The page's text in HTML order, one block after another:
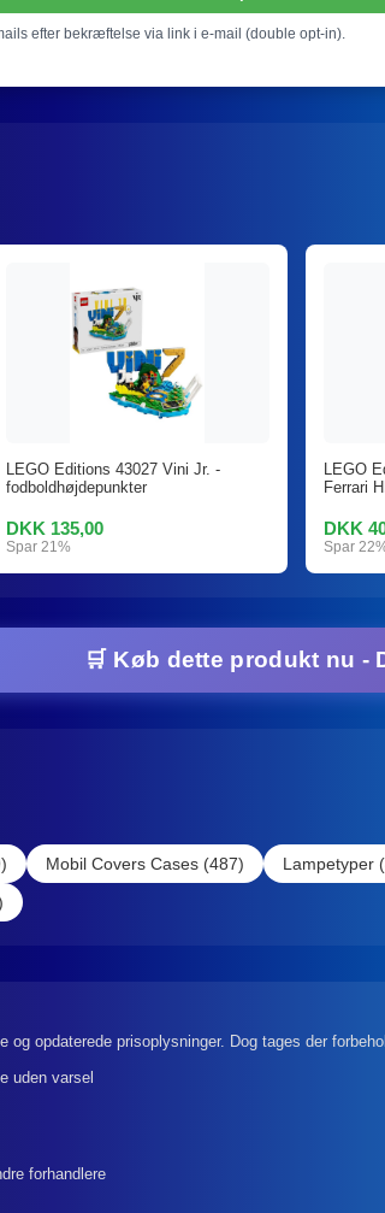
efter bekræftelse via link i e-mail (double opt-in).
LEGO Editions 43027 Vini Jr. -
fodboldhøjdepunkter
DKK 135,00
Spar 21%
LEGO
Ferrari
DKK
Spar
🛒 Køb dette produkt nu -
Mobil Covers Cases (487) Lampetyper
opdaterede prisoplysninger. Dog tages der
uden varsel
forhandlere